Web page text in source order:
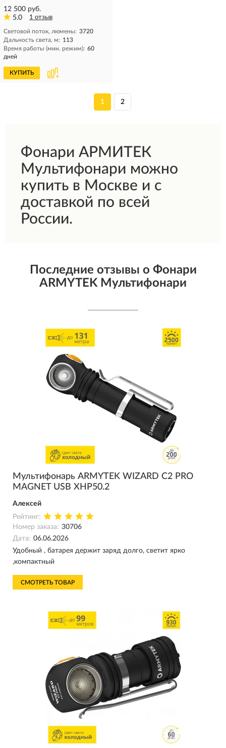
12 500 руб.
5.0
1 отзыв
Световой поток, люмены: 3720
Дальность света, м: 113
Время работы (мин. режим): 60
дней
КУПИТЬ
1 2
Фонари АРМИТЕК
Мультифонари можно
купить в Москве и с
доставкой по всей
России.
Последние отзывы о Фонари
ARMYTEK Мультифонари
Мультифонарь ARMYTEK WIZARD C2 PRO
MAGNET USB XHP50.2
Алексей
Рейтинг:
Номер заказа: 30706
Дата: 06.06.2026
Удобный , батарея держит заряд долго, светит ярко
,компактный
СМОТРЕТЬ ТОВАР